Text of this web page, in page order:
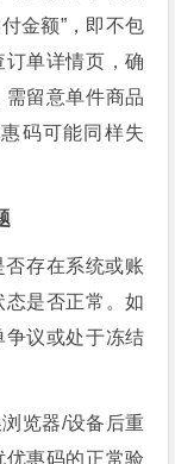
金额”，即不包
单详情页，确
留意单件商品
码可能同样失
存在系统或账
态是否正常。如
争议或处于冻结
览器/设备后重
惠码的正常验